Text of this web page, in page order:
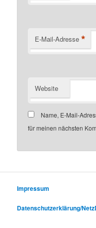
E-Mail-Adresse *
Website
Name, E-Mail-
für meinen nächsten
Impressum
Datenschutzerklärung/